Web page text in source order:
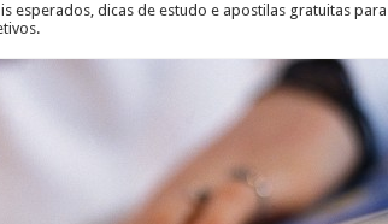
esperados, dicas de estudo e apostilas gratuitas